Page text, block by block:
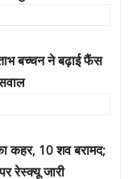
बच्चन ने बढ़ाई फैंस
कहर, 10 शव बरामद;
रेस्क्यू जारी